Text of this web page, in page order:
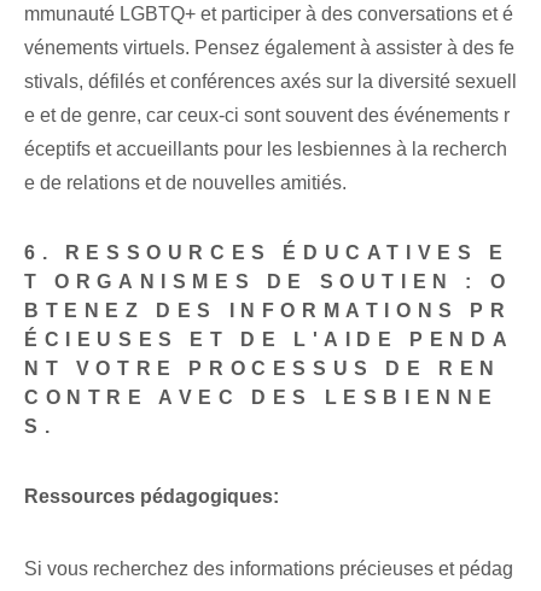
mmunauté LGBTQ+ et participer à des conversations et é
vénements virtuels. Pensez également à assister à des fe
stivals, défilés et conférences axés sur la diversité sexuell
e et de genre, car ceux-ci sont souvent des événements r
éceptifs et accueillants pour les lesbiennes à la recherch
e de relations et de nouvelles amitiés.
6. RESSOURCES ÉDUCATIVES E
T ORGANISMES DE SOUTIEN : O
BTENEZ DES INFORMATIONS PR
ÉCIEUSES ET DE L'AIDE PENDA
NT VOTRE PROCESSUS DE REN
CONTRE AVEC DES LESBIENNE
S.
Ressources pédagogiques:
Si vous recherchez des informations précieuses et pédag